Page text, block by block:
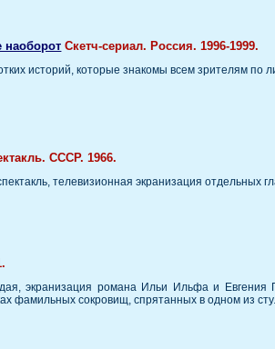
наоборот Скетч-сериал. Россия. 1996-1999.
историй, которые знакомы всем зрителям
СССР. 1966.
телевизионная экранизация отдельных
экранизация романа Ильи Ильфа и Евгения
фамильных сокровищ, спрятанных в одном из